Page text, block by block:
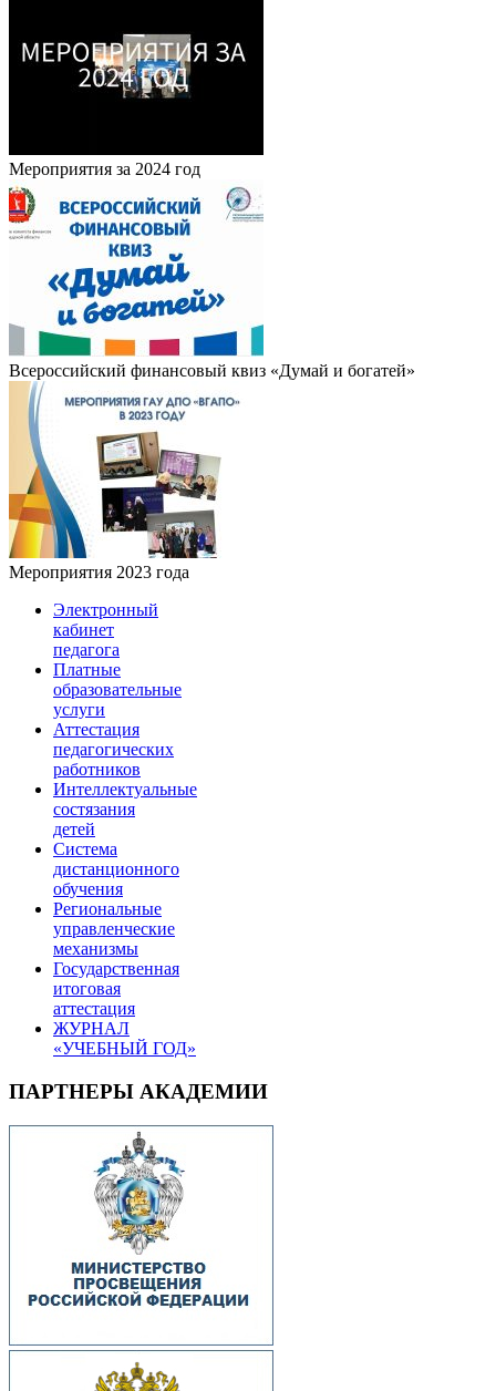
Мероприятия за 2024 год
Всероссийский финансовый квиз «Думай и богатей»
Мероприятия 2023 года
Электронный
кабинет
педагога
Платные
образовательные
услуги
Аттестация
педагогических
работников
Интеллектуальные
состязания
детей
Система
дистанционного
обучения
Региональные
управленческие
механизмы
Государственная
итоговая
аттестация
ЖУРНАЛ
«УЧЕБНЫЙ ГОД»
ПАРТНЕРЫ АКАДЕМИИ